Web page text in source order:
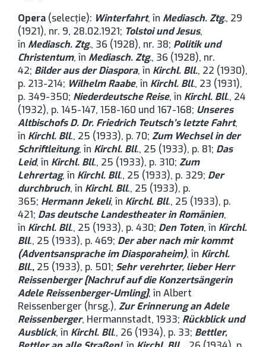
Opera (selecţie): Winterfahrt, în Mediasch. Ztg., 29
(1921), nr. 9, 28.02.1921; Tolstoi und Jesus,
în Mediasch. Ztg., 36 (1928), nr. 38; Politik und
Christentum, în Mediasch. Ztg., 36 (1928), nr.
42; Bilder aus der Diaspora, în Kirchl. Bll., 22 (1930),
p. 213-214; Wilhelm Raabe, în Kirchl. Bll., 23 (1931),
p. 349-350; Niederdeutsche Reise, în Kirchl. Bll., 24
(1932), p. 145-147, 158-160 und 167-168; Unseres
Altbischofs D. Dr. Friedrich Teutsch’s letzte Fahrt,
în Kirchl. Bll., 25 (1933), p. 70; Zum Wechsel in der
Schriftleitung, în Kirchl. Bll., 25 (1933), p. 81; Das
Leid, în Kirchl. Bll., 25 (1933), p. 310; Zum
Lehrertag, în Kirchl. Bll., 25 (1933), p. 329; Der
durchbruch, în Kirchl. Bll., 25 (1933), p.
365; Hermann Jekeli, în Kirchl. Bll., 25 (1933), p.
421; Das deutsche Landestheater in Romänien,
în Kirchl. Bll., 25 (1933), p. 430; Den Toten, în Kirchl.
Bll., 25 (1933), p. 469; Der aber nach mir kommt
(Adventsansprache im Diasporaheim), în Kirchl.
Bll., 25 (1933), p. 501; Sehr verehrter, lieber Herr
Reissenberger[Nachruf auf die Konzertsängerin
Adele Reissenberger-Umling], în Albert
Reissenberger (hrsg.), Zur Erinnerung an Adele
Reissenberger, Hermannstadt, 1933; Rückblick und
Ausblick, în Kirchl. Bll., 26 (1934), p. 33; Bettler,